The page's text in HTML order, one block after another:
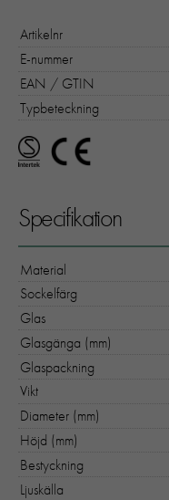
Artikelnr
E-nummer
EAN / GTIN
Typbeteckning
Specifikation
Material
Sockelfärg
Glas
Glasgänga (mm)
Glaspackning
Vikt
Diameter (mm)
Höjd (mm)
Bestyckning
Ljuskälla